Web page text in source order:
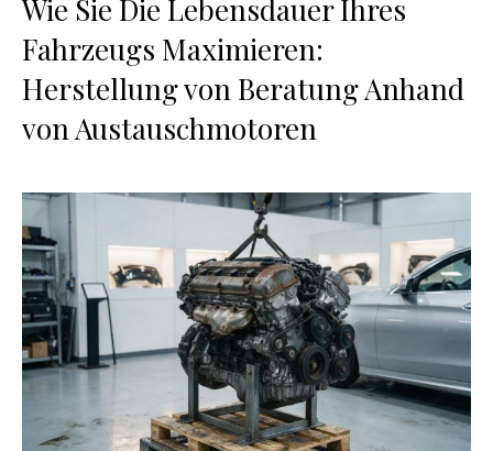
Wie Sie Die Lebensdauer Ihres
Fahrzeugs Maximieren:
Herstellung von Beratung Anhand
von Austauschmotoren